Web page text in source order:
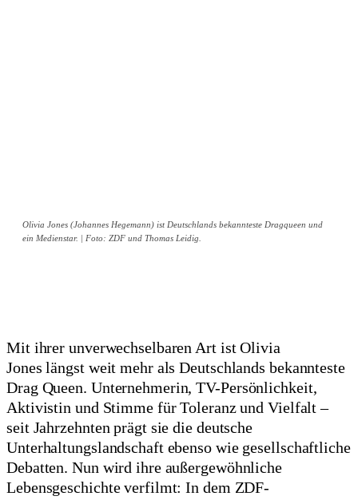
Olivia Jones (Johannes Hegemann) ist Deutschlands bekannteste Dragqueen und
ein Medienstar. | Foto: ZDF und Thomas Leidig.
Mit ihrer unverwechselbaren Art ist Olivia
Jones längst weit mehr als Deutschlands bekannteste
Drag Queen. Unternehmerin, TV-Persönlichkeit,
Aktivistin und Stimme für Toleranz und Vielfalt –
seit Jahrzehnten prägt sie die deutsche
Unterhaltungslandschaft ebenso wie gesellschaftliche
Debatten. Nun wird ihre außergewöhnliche
Lebensgeschichte verfilmt: In dem ZDF-